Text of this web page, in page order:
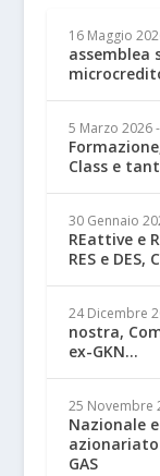
16 Maggio
assemblea
5 Marzo 2026 -
Class e
30 Gennaio
REattive e
RES e
24 Dicembre
nostra,
ex-GKN...
25 Novembre
Nazionale
azionariato
GAS